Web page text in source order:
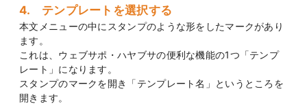
4. テンプレートを選択する
本文メニューの中にスタンプのような形をしたマークがあり
ます。
これは、ウェブサポ・ハヤブサの便利な機能の1つ「テンプ
レート」になります。
スタンプのマークを開き「テンプレート名」というところを
開きます。